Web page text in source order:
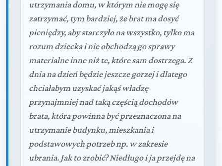
utrzymania domu, w którym nie mogę się
zatrzymać, tym bardziej, że brat ma dosyć
pieniędzy, aby starczyło na wszystko, tylko ma
rozum dziecka i nie obchodzą go sprawy
materialne inne niż te, które sam dostrzega. Z
dnia na dzień będzie jeszcze gorzej i dlatego
chciałabym uzyskać jakąś władzę
przynajmniej nad taką częścią dochodów
brata, która powinna być przeznaczona na
utrzymanie budynku, mieszkania i
podstawowych potrzeb np. w zakresie
ubrania. Jak to zrobić? Niedługo i ja przejdę na